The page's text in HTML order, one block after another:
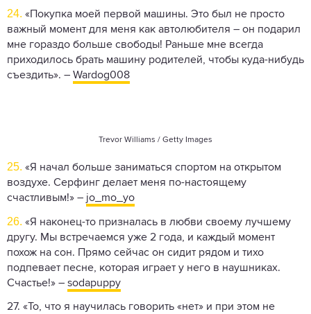
24. «Покупка моей первой машины. Это был не просто
важный момент для меня как автолюбителя – он подарил
мне гораздо больше свободы! Раньше мне всегда
приходилось брать машину родителей, чтобы куда-нибудь
съездить». – Wardog008
Trevor Williams / Getty Images
25. «Я начал больше заниматься спортом на открытом
воздухе. Серфинг делает меня по-настоящему
счастливым!» – jo_mo_yo
26. «Я наконец-то призналась в любви своему лучшему
другу. Мы встречаемся уже 2 года, и каждый момент
похож на сон. Прямо сейчас он сидит рядом и тихо
подпевает песне, которая играет у него в наушниках.
Счастье!» – sodapuppy
27. «То, что я научилась говорить «нет» и при этом не